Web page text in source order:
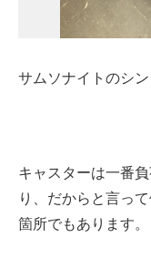
サムソナイトのシ
キャスターは一番
り、だからと言っ
箇所でもあります。